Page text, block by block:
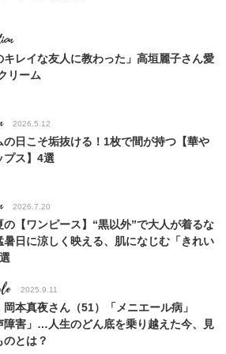
キレイな友人に教わった」高垣麗子さん愛
リーム
2026.5.12
の日こそ垢抜ける！1枚で間が持つ【華や
プス】4選
2026.7.20
の【ワンピース】“黒以外”で大人が着るな
暑日に涼しく映える、肌になじむ「きれい
2025.9.11
岡本真夜さん（51）「メニエール病」
障害」…人生のどん底を乗り越えた今、見
のとは？